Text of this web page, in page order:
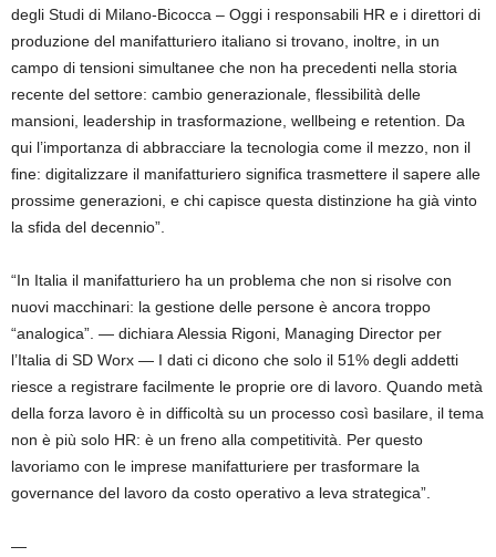
degli Studi di Milano-Bicocca – Oggi i responsabili HR e i direttori di
produzione del manifatturiero italiano si trovano, inoltre, in un
campo di tensioni simultanee che non ha precedenti nella storia
recente del settore: cambio generazionale, flessibilità delle
mansioni, leadership in trasformazione, wellbeing e retention. Da
qui l’importanza di abbracciare la tecnologia come il mezzo, non il
fine: digitalizzare il manifatturiero significa trasmettere il sapere alle
prossime generazioni, e chi capisce questa distinzione ha già vinto
la sfida del decennio”.
“In Italia il manifatturiero ha un problema che non si risolve con
nuovi macchinari: la gestione delle persone è ancora troppo
“analogica”. — dichiara Alessia Rigoni, Managing Director per
l’Italia di SD Worx — I dati ci dicono che solo il 51% degli addetti
riesce a registrare facilmente le proprie ore di lavoro. Quando metà
della forza lavoro è in difficoltà su un processo così basilare, il tema
non è più solo HR: è un freno alla competitività. Per questo
lavoriamo con le imprese manifatturiere per trasformare la
governance del lavoro da costo operativo a leva strategica”.
—